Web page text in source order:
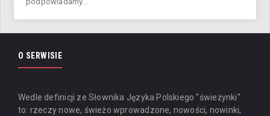
O SERWISIE
Wedle definicji ze Słownika Języka Polskiego "świeżynki"
to: rzeczy nowe, świeżo wprowadzone, nowości, nowinki,